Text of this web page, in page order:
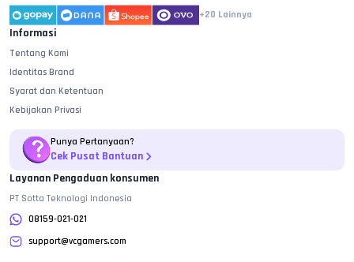
+20 Lainnya
Informasi
Tentang Kami
Identitas Brand
Syarat dan Ketentuan
Kebijakan Privasi
Punya Pertanyaan?
Cek Pusat Bantuan
Layanan Pengaduan konsumen
PT Sotta Teknologi Indonesia
08159-021-021
support@vcgamers.com